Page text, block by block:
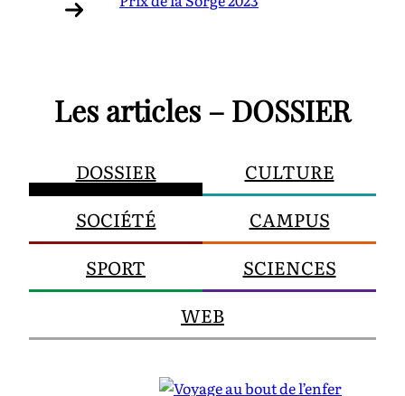
Les articles – DOSSIER
DOSSIER
CULTURE
SOCIÉTÉ
CAMPUS
SPORT
SCIENCES
WEB